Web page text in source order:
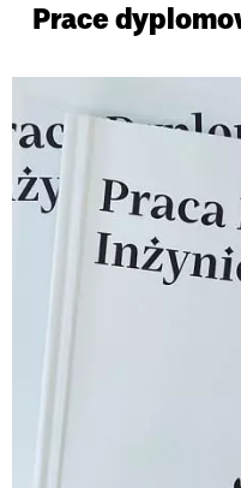
Prace